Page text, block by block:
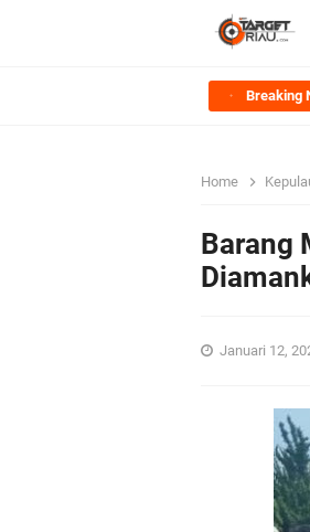
Breaking
Home
Barang
Januari 12,